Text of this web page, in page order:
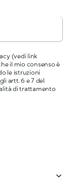
(vedi link
il mio consenso è
le istruzioni
artt. 6 e 7 del
di trattamento